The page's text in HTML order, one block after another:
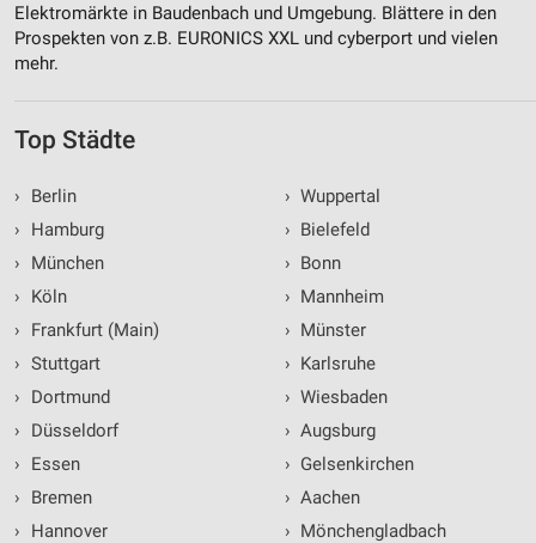
Elektromärkte in Baudenbach und Umgebung. Blättere in den
Prospekten von z.B. EURONICS XXL und cyberport und vielen
mehr.
Top Städte
›
Berlin
›
Hamburg
›
München
›
Köln
›
Frankfurt (Main)
› Stuttgart
›
Dortmund
›
Düsseldorf
›
Essen
›
Bremen
›
Hannover
› Wuppertal
› Bielefeld
› Bonn
› Mannheim
› Münster
› Karlsruhe
› Wiesbaden
› Augsburg
› Gelsenkirchen
› Aachen
› Mönchengladbach